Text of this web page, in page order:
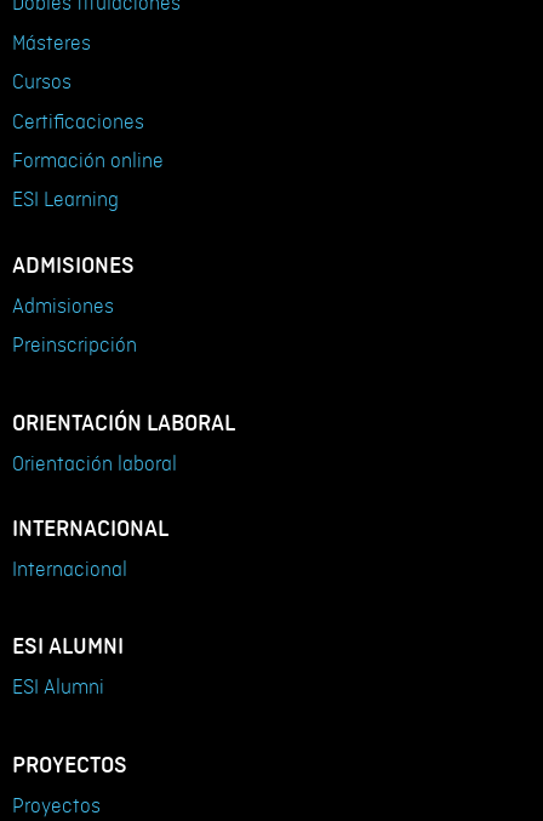
Másteres
Cursos
Certificaciones
Formación online
ESI Learning
ADMISIONES
Admisiones
Preinscripción
ORIENTACIÓN LABORAL
Orientación laboral
INTERNACIONAL
Internacional
ESI ALUMNI
ESI Alumni
PROYECTOS
Proyectos